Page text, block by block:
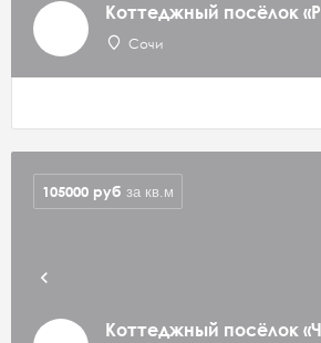
Коттеджный посёлок
Сочи
Коттеджный посёлок
105000 руб за кв.м